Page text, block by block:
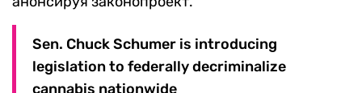
Sen. Chuck Schumer is introducing
legislation to federally decriminalize
cannabis nationwide